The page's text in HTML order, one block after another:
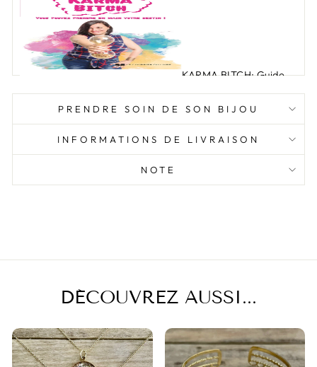
KARMA BITCH: Guide
17 €
AJOUTER
PRENDRE SOIN DE SON BIJOU
INFORMATIONS DE LIVRAISON
NOTE
DÉCOUVREZ AUSSI...